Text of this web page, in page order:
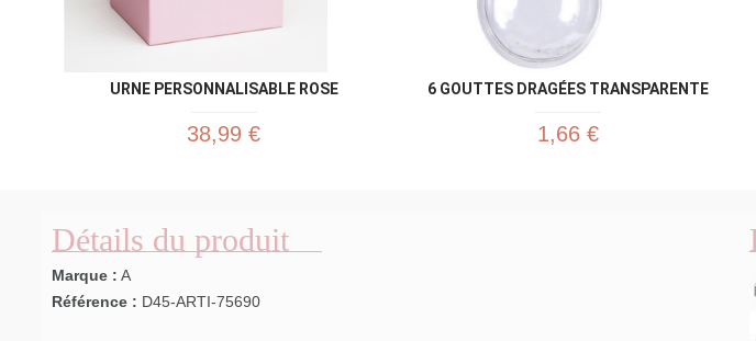
URNE PERSONNALISABLE ROSE
38,99 €
6 GOUTTES DRAGÉES TRANSPARENTE
1,66 €
Détails du produit
Marque : A
Référence : D45-ARTI-75690